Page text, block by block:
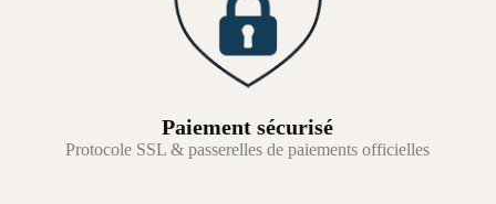
Paiement sécurisé
Protocole SSL & passerelles de paiements officielles